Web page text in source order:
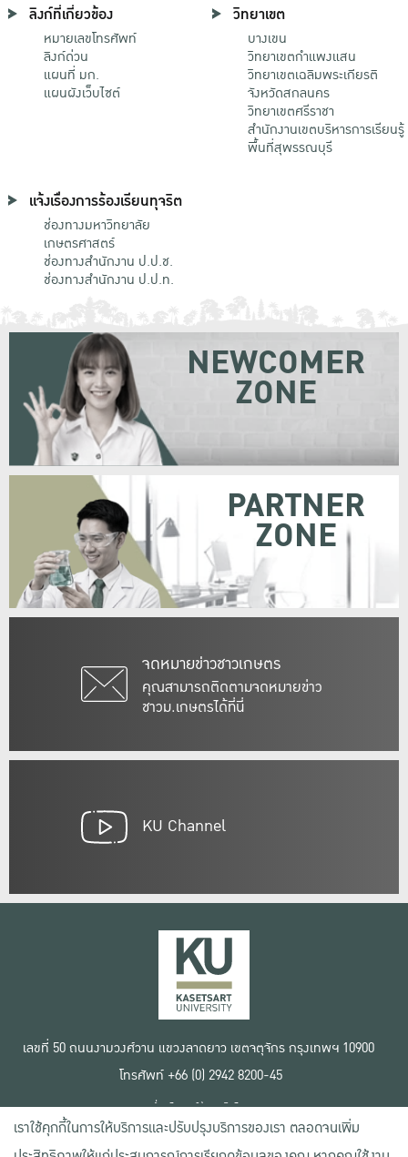
ลิงก์ที่เกี่ยวข้อง
หมายเลขโทรศัพท์
ลิงก์ด่วน
แผนที่ มก.
แผนผังเว็บไซต์
วิทยาเขต
บางเขน
วิทยาเขตกําแพงแสน
วิทยาเขตเฉลิมพระเกียรติ
จังหวัดสกลนคร
วิทยาเขตศรีราชา
สำนักงานเขตบริหารการเรียนรู้
พื้นที่สุพรรณบุรี
แจ้งเรื่องการร้องเรียนทุจริต
ช่องทางมหาวิทยาลัย
เกษตรศาสตร์
ช่องทางสำนักงาน ป.ป.ช.
ช่องทางสำนักงาน ป.ป.ท.
จดหมายข่าวชาวเกษตร
คุณสามารถติดตามจดหมายข่าว
ชาวม.เกษตรได้ที่นี่
NEWCOMER
ZONE
PARTNER
ZONE
KU Channel
เลขที่ 50 ถนนงามวงศ์วาน แขวงลาดยาว เขตจตุจักร กรุงเทพฯ 10900
โทรศัพท์ +66 (0) 2942 8200-45
เงื่อนไขการใช้งานเว็บไซต์
ข้อตกลงด้านสิทธิ์ใช้งาน
นโยบายความเป็นส่วนตัว
เราใช้คุกกี้ในการให้บริการและปรับปรุงบริการของเรา ตลอดจนเพิ่ม